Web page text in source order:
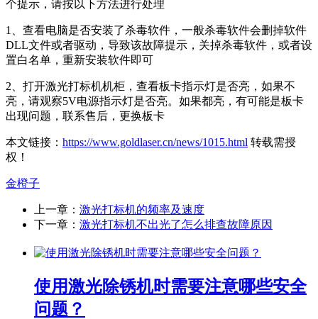
个提示，请按以下方法进行处理
1、查看电脑是否安装了杀毒软件，一般杀毒软件会删掉软件
DLL文件或者驱动，导致该故障提示，关掉杀毒软件，或者设
置白名单，重新安装软件即可
2、打开激光打标机机柜，查看板卡指示灯是否亮，如果不
亮，请观察5V电源指示灯是否亮。如果都亮，有可能是板卡
出现问题，联系售后，更换板卡
本文链接： https://www.goldlaser.cn/news/1015.html 转载需授
权！
金橙子
上一章： 激光打标机的频率及速度
下一章： 激光打标机不出光了怎么排查故障原因
使用激光除锈机时需要注意哪些安全
问题？